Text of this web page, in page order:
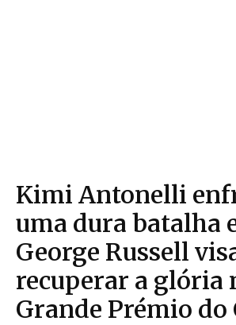
Kimi Antonelli
uma dura batalha
George Russell
recuperar a glória
Grande Prémio do